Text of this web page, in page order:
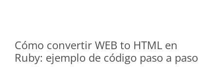
Cómo convertir WEB to HTML en
Ruby: ejemplo de código paso a paso